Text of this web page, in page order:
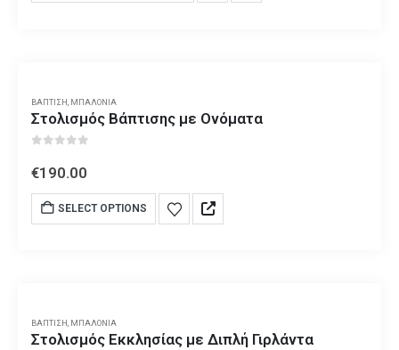
ΒΆΠΤΙΣΗ ΜΠΑΛΌΝΙΑ
Στολισμός Βάπτισης με Ονόματα
€190.00
SELECT OPTIONS
ΒΆΠΤΙΣΗ, ΜΠΑΛΌΝΙΑ
Στολισμός Εκκλησίας με Διπλή Γιρλάντα